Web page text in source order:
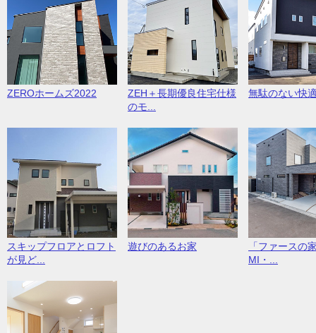
ZEROホームズ2022
ZEH＋長期優良住宅仕様
のモ...
無駄のない快
スキップフロアとロフト
が見ど...
遊びのあるお家
「ファースの
MI・...